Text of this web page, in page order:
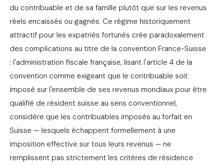
du contribuable et de sa famille plutôt que sur les revenus
réels encaissés ou gagnés. Ce régime historiquement
attractif pour les expatriés fortunés crée paradoxalement
des complications au titre de la convention France-Suisse
: l'administration fiscale française, lisant l'article 4 de la
convention comme exigeant que le contribuable soit
imposé sur l'ensemble de ses revenus mondiaux pour être
qualifié de résident suisse au sens conventionnel,
considère que les contribuables imposés au forfait en
Suisse — lesquels échappent formellement à une
imposition effective sur tous leurs revenus — ne
remplissent pas strictement les critères de résidence